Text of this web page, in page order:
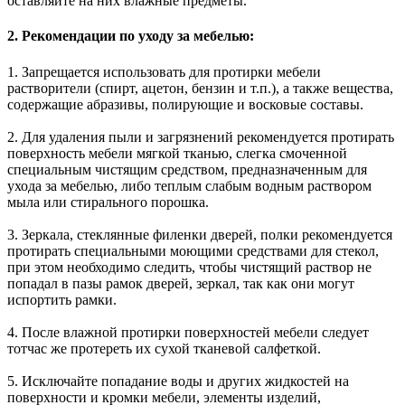
2. Рекомендации по уходу за мебелью:
1. Запрещается использовать для протирки мебели
растворители (спирт, ацетон, бензин и т.п.), а также вещества,
содержащие абразивы, полирующие и восковые составы.
2. Для удаления пыли и загрязнений рекомендуется протирать
поверхность мебели мягкой тканью, слегка смоченной
специальным чистящим средством, предназначенным для
ухода за мебелью, либо теплым слабым водным раствором
мыла или стирального порошка.
3. Зеркала, стеклянные филенки дверей, полки рекомендуется
протирать специальными моющими средствами для стекол,
при этом необходимо следить, чтобы чистящий раствор не
попадал в пазы рамок дверей, зеркал, так как они могут
испортить рамки.
4. После влажной протирки поверхностей мебели следует
тотчас же протереть их сухой тканевой салфеткой.
5. Исключайте попадание воды и других жидкостей на
поверхности и кромки мебели, элементы изделий,